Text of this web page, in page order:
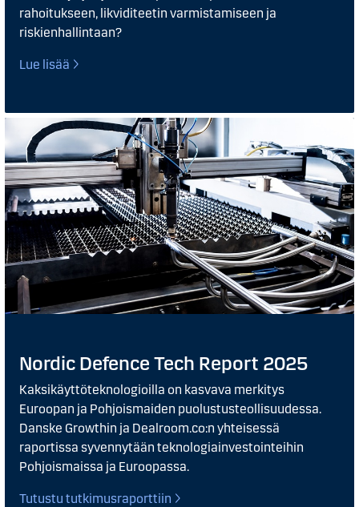
rahoitukseen, likviditeetin varmistamiseen ja
riskienhallintaan?​
Lue lisää
Nordic Defence Tech Report 2025​
Kaksikäyttöteknologioilla on kasvava merkitys
Euroopan ja Pohjoismaiden puolustusteollisuudessa.
Danske Growthin ja Dealroom.co:n yhteisessä
raportissa syvennytään teknologiainvestointeihin
Pohjoismaissa ja Euroopassa.​
Tutustu tutkimusraporttiin